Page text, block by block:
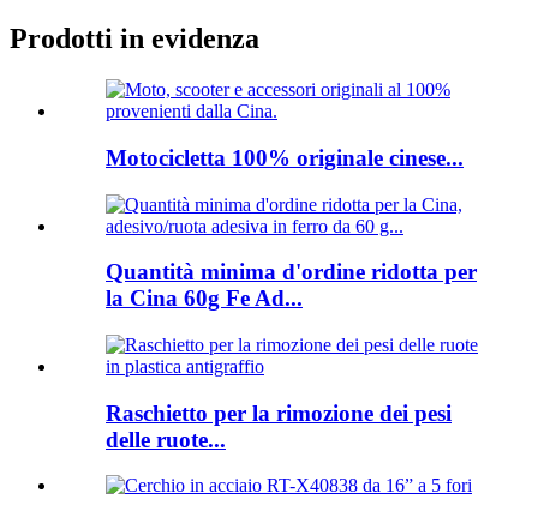
Prodotti in evidenza
Motocicletta 100% originale cinese...
Quantità minima d'ordine ridotta per
la Cina 60g Fe Ad...
Raschietto per la rimozione dei pesi
delle ruote...